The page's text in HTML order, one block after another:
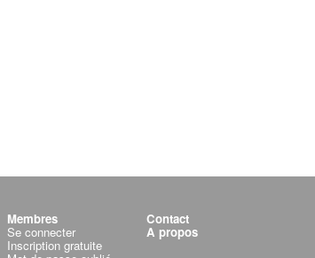
Membres
Se connecter
Inscription gratuite
Contact
A propos